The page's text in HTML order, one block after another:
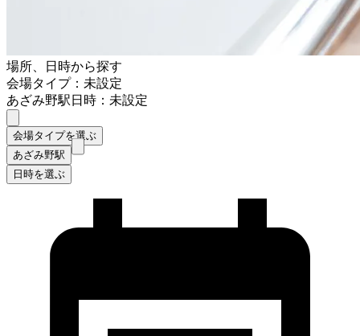
場所、日時から探す
会場タイプ：未設定
あざみ野駅日時：未設定
会場タイプを選ぶ
あざみ野駅
日時を選ぶ